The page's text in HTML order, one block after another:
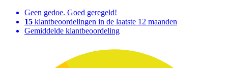
Geen gedoe. Goed geregeld!
15 klantbeoordelingen in de laatste 12 maanden
Gemiddelde klantbeoordeling